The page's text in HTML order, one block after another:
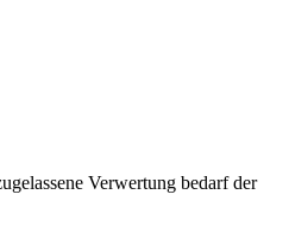
Verwertung bedarf der